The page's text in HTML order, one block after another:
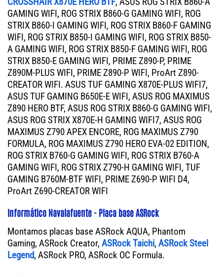
GAMING WIFI, ROG STRIX B860-G GAMING WIFI, ROG
STRIX B860-I GAMING WIFI, ROG STRIX B860-F GAMING
WIFI, ROG STRIX B850-I GAMING WIFI, ROG STRIX B850-
A GAMING WIFI, ROG STRIX B850-F GAMING WIFI, ROG
STRIX B850-E GAMING WIFI, PRIME Z890-P, PRIME
Z890M-PLUS WIFI, PRIME Z890-P WIFI, ProArt Z890-
CREATOR WIFI. ASUS TUF GAMING X870E-PLUS WIFI7,
ASUS TUF GAMING B650E-E WIFI, ASUS ROG MAXIMUS
Z890 HERO BTF, ASUS ROG STRIX B860-G GAMING WIFI,
ASUS ROG STRIX X870E-H GAMING WIFI7, ASUS ROG
MAXIMUS Z790 APEX ENCORE, ROG MAXIMUS Z790
FORMULA, ROG MAXIMUS Z790 HERO EVA-02 EDITION,
ROG STRIX B760-G GAMING WIFI, ROG STRIX B760-A
GAMING WIFI, ROG STRIX Z790-H GAMING WIFI, TUF
GAMING B760M-BTF WIFI, PRIME Z690-P WIFI D4,
ProArt Z690-CREATOR WIFI
Informático Navalafuente - Placa base ASRock
Montamos placas base ASRock AQUA, Phantom
Gaming, ASRock Creator, ASRock Taichi, ASRock Steel
Legend, ASRock PRO, ASRock OC Formula.